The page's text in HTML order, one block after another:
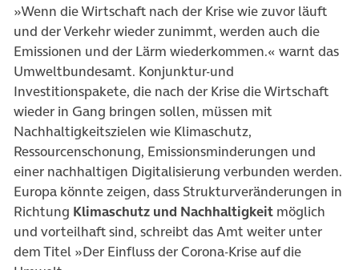
»Wenn die Wirtschaft nach der Krise wie zuvor läuft
und der Verkehr wieder zunimmt, werden auch die
Emissionen und der Lärm wiederkommen.« warnt das
Umweltbundesamt. Konjunktur-und
Investitionspakete, die nach der Krise die Wirtschaft
wieder in Gang bringen sollen, müssen mit
Nachhaltigkeitszielen wie Klimaschutz,
Ressourcenschonung, Emissionsminderungen und
einer nachhaltigen Digitalisierung verbunden werden.
Europa könnte zeigen, dass Strukturveränderungen in
Richtung Klimaschutz und Nachhaltigkeit möglich
und vorteilhaft sind, schreibt das Amt weiter unter
dem Titel »Der Einfluss der Corona-Krise auf die